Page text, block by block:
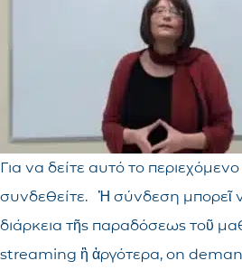
Για να δείτε αυτό το
συνδεθείτε. Ἡ σύνδεση μπορεῖ
διάρκεια τῆς παραδόσεως τοῦ
streaming ἢ ἀργότερα, on